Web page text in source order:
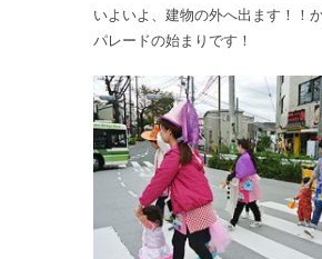
いよいよ、建物の外へ出ます！！
パレードの始まりです！